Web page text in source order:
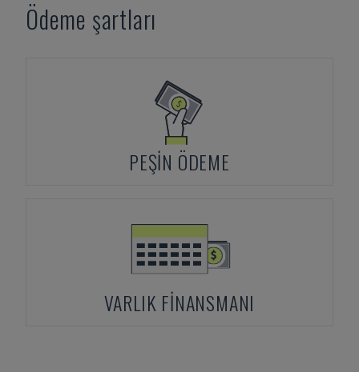
Ödeme şartları
PEŞIN ÖDEME
VARLIK FINANSMANI